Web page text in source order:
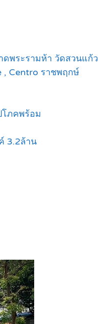
ดพระรามห้า วัดสวนแก้ว
, Centro ราชพฤกษ์
โภคพร้อม
3.2ล้าน